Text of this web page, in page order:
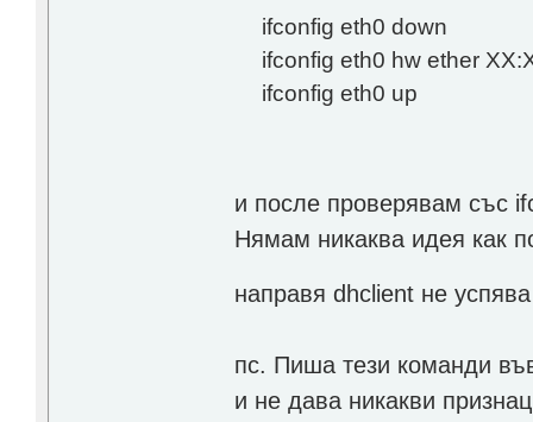
ifconfig eth0 down
ifconfig eth0 hw ether
ifconfig eth0 up
и после проверявам със
Нямам никаква идея как
направя dhclient не
пс. Пиша тези команди
и не дава никакви